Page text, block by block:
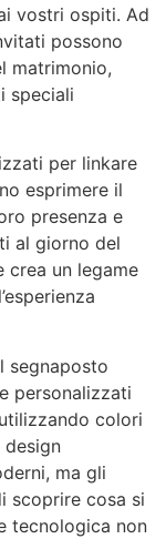
vostri ospiti. Ad
possono
matrimonio,
speciali
per linkare
esprimere il
presenza e
al giorno del
crea un legame
segnaposto
personalizzati
colori
design
ma gli
scoprire cosa si
tecnologica non